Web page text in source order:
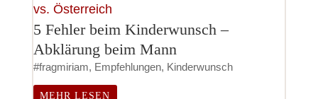
5 Fehler beim Kinderwunsch –
Abklärung beim Mann
#fragmiriam, Empfehlungen, Kinderwunsch
MEHR LESEN